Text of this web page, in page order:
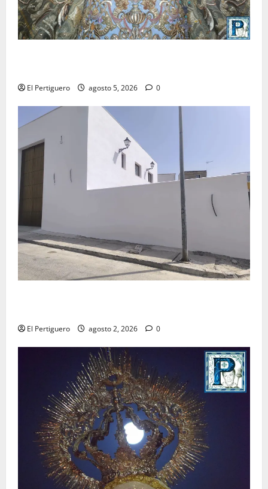
El Pertiguero agosto 5, 2026 0
El Pertiguero agosto 2, 2026 0